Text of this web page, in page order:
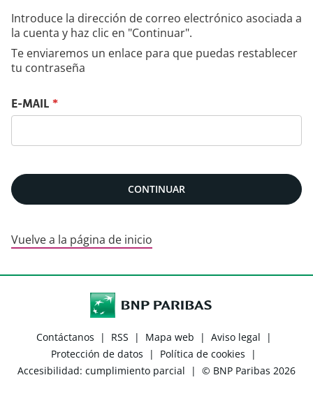
Introduce la dirección de correo electrónico asociada a
la cuenta y haz clic en "Continuar".
Te enviaremos un enlace para que puedas restablecer
tu contraseña
Restablece tu contraseña con tu e-mail
E-MAIL *
CONTINUAR
Vuelve a la página de inicio
Contáctanos | RSS | Mapa web | Aviso legal
|
Protección de datos
| Política de cookies
|
Accesibilidad: cumplimiento parcial
| © BNP Paribas 2026